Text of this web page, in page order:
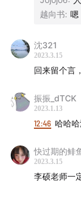
越向书: 嗯
沈321
2023.3.15
回来留个言
振振_dTCK
2023.1.13
12:46 哈哈
快过期的鲱
2023.3.15
李硕老师一